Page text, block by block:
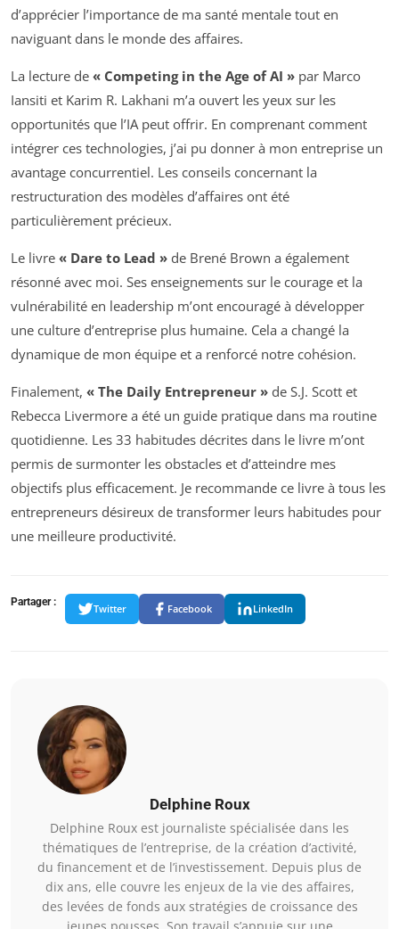
d’apprécier l’importance de ma santé mentale tout en
naviguant dans le monde des affaires.
La lecture de « Competing in the Age of AI » par Marco
Iansiti et Karim R. Lakhani m’a ouvert les yeux sur les
opportunités que l’IA peut offrir. En comprenant comment
intégrer ces technologies, j’ai pu donner à mon entreprise un
avantage concurrentiel. Les conseils concernant la
restructuration des modèles d’affaires ont été
particulièrement précieux.
Le livre « Dare to Lead » de Brené Brown a également
résonné avec moi. Ses enseignements sur le courage et la
vulnérabilité en leadership m’ont encouragé à développer
une culture d’entreprise plus humaine. Cela a changé la
dynamique de mon équipe et a renforcé notre cohésion.
Finalement, « The Daily Entrepreneur » de S.J. Scott et
Rebecca Livermore a été un guide pratique dans ma routine
quotidienne. Les 33 habitudes décrites dans le livre m’ont
permis de surmonter les obstacles et d’atteindre mes
objectifs plus efficacement. Je recommande ce livre à tous les
entrepreneurs désireux de transformer leurs habitudes pour
une meilleure productivité.
Partager :
Twitter Facebook LinkedIn
Delphine Roux
Delphine Roux est journaliste spécialisée dans les
thématiques de l’entreprise, de la création d’activité,
du financement et de l’investissement. Depuis plus de
dix ans, elle couvre les enjeux de la vie des affaires,
des levées de fonds aux stratégies de croissance des